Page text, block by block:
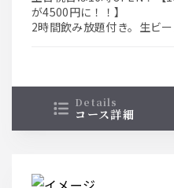
が4500円に！！】
2時間飲み放題付き。生ビ
details
コース詳細